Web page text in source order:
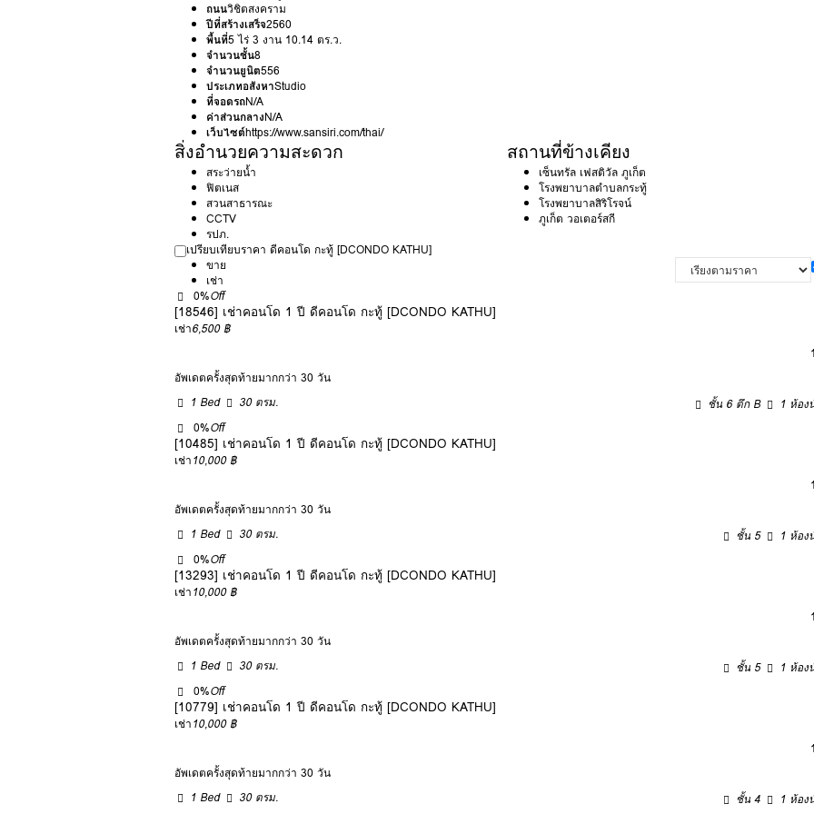
ถนนวิชิตสงคราม
ปีที่สร้างเสร็จ2560
พื้นที่5 ไร่ 3 งาน 10.14 ตร.ว.
จำนวนชั้น8
จำนวนยูนิต556
ประเภทอสังหาStudio
ที่จอดรถN/A
ค่าส่วนกลางN/A
เว็บไซต์https://www.sansiri.com/thai/
สิ่งอำนวยความสะดวก
สระว่ายน้ำ
ฟิตเนส
สวนสาธารณะ
CCTV
รปภ.
สถานที่ข้างเคียง
เซ็นทรัล เฟสติวัล ภูเก็ต
โรงพยาบาลตำบลกระทู้
โรงพยาบาลสิริโรจน์
ภูเก็ต วอเตอร์สกี
เปรียบเทียบราคา ดีคอนโด กะทู้ [DCONDO KATHU]
ขาย
เช่า
0%Off
[18546] เช่าคอนโด 1 ปี ดีคอนโด กะทู้ [DCONDO KATHU]
เช่า6,500 ฿
อัพเดตครั้งสุดท้ายมากกว่า 30 วัน
1 Bed
30 ตรม. ชั้น 6 ตึก B
1 ห้อง
0%Off
[10485] เช่าคอนโด 1 ปี ดีคอนโด กะทู้ [DCONDO KATHU]
เช่า10,000 ฿
อัพเดตครั้งสุดท้ายมากกว่า 30 วัน
1 Bed
30 ตรม. ชั้น 5
1 ห้อง
0%Off
[13293] เช่าคอนโด 1 ปี ดีคอนโด กะทู้ [DCONDO KATHU]
เช่า10,000 ฿
อัพเดตครั้งสุดท้ายมากกว่า 30 วัน
1 Bed
30 ตรม. ชั้น 5
1 ห้อง
0%Off
[10779] เช่าคอนโด 1 ปี ดีคอนโด กะทู้ [DCONDO KATHU]
เช่า10,000 ฿
อัพเดตครั้งสุดท้ายมากกว่า 30 วัน
1 Bed
30 ตรม. ชั้น 4 1 ห้อง